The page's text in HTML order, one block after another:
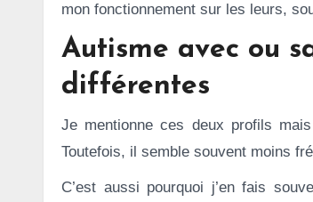
mon fonctionnement sur les leurs,
Autisme avec ou
différentes
Je mentionne ces deux profils
Toutefois, il semble souvent moins
C’est aussi pourquoi j’en fais